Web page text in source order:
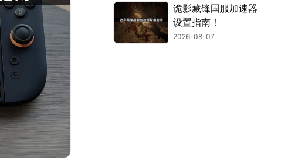
诡影藏锋国服加速器
设置指南！
2026-08-07